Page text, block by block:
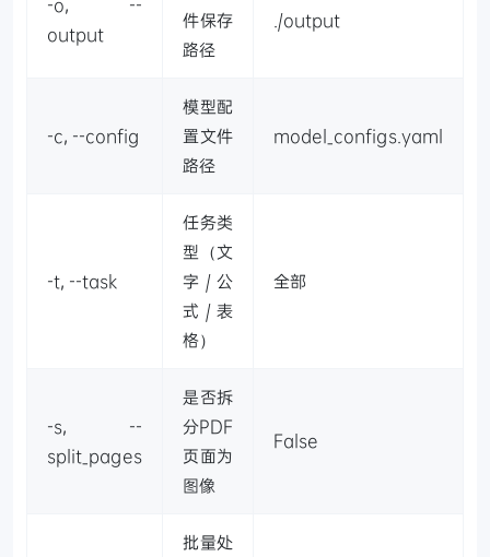
output
件保存
路径
./output
-c, --config
模型配
置文件
路径
model_configs.yaml
-t, --task
任务类
型（文
字/公
式/表
格）
全部
-s, --
split_pages
是否拆
分PDF
页面为
图像
False
批量处